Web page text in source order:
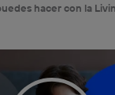
hacer con la